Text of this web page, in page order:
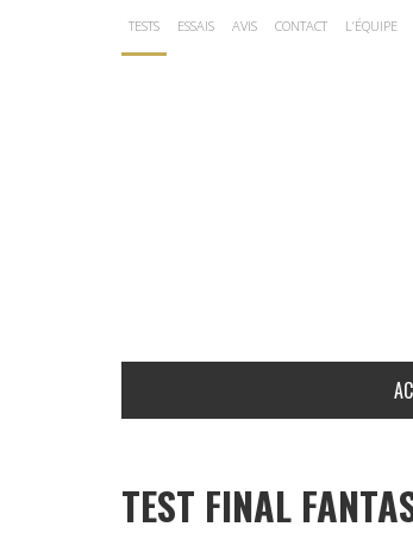
TESTS ESSAIS AVIS CONTACT L’ÉQUIPE
TEST FINAL